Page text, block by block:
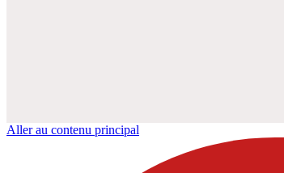
Aller au contenu principal